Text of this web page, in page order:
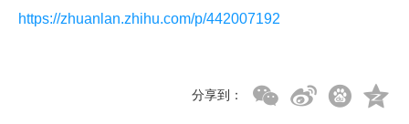
https://zhuanlan.zhihu.com/p/442007192
分享到：